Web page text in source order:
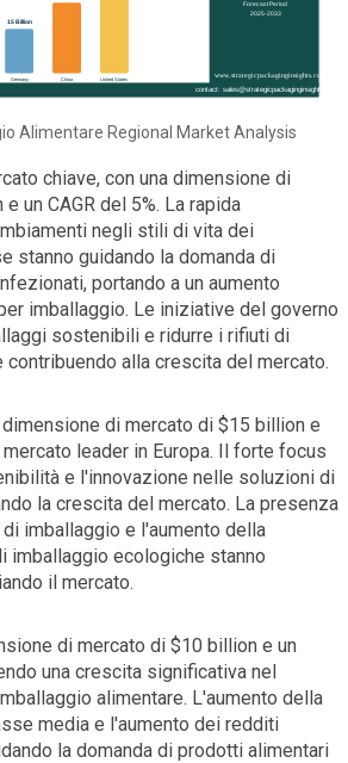
Alimentare Regional Market Analysis
chiave, con una dimensione di
un CAGR del 5%. La rapida
negli stili di vita dei
stanno guidando la domanda di
portando a un aumento
imballaggio. Le iniziative del governo
sostenibili e ridurre i rifiuti di
contribuendo alla crescita del mercato.
dimensione di mercato di $15 billion e
mercato leader in Europa. Il forte focus
e l'innovazione nelle soluzioni di
la crescita del mercato. La presenza
imballaggio e l'aumento della
imballaggio ecologiche stanno
il mercato.
di mercato di $10 billion e un
una crescita significativa nel
alimentare. L'aumento della
media e l'aumento dei redditi
la domanda di prodotti alimentari